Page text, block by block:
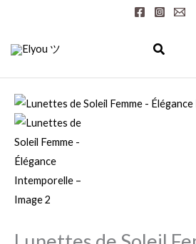
contenu
quantité
de
Lunettes
de
Soleil
Femme
Élégance